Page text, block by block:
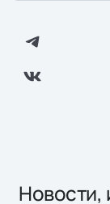
Новости,